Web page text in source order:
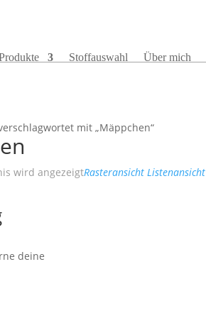
Stoffauswahl Über mich
mit „Mäppchen“
wird angezeigtRasteransicht Listenansicht
deine